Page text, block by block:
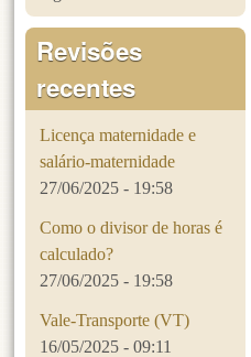
Revisões
recentes
Licença maternidade e
salário-maternidade
27/06/2025 - 19:58
Como o divisor de horas é
calculado?
27/06/2025 - 19:58
Vale-Transporte (VT)
16/05/2025 - 09:11